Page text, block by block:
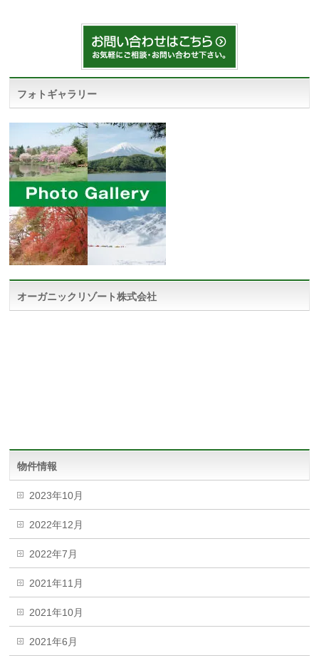
フォトギャラリー
オーガニックリゾート株式会社
物件情報
2023年10月
2022年12月
2022年7月
2021年11月
2021年10月
2021年6月